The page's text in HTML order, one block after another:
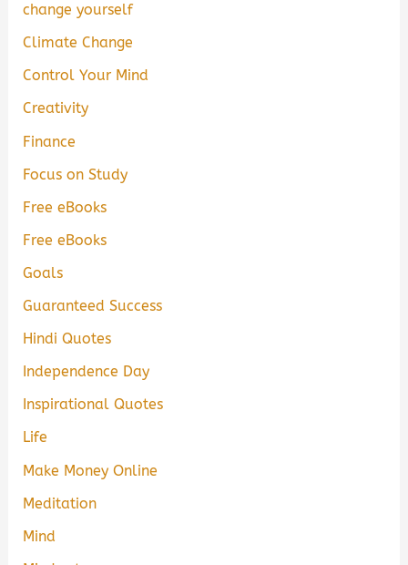
change yourself
Climate Change
Control Your Mind
Creativity
Finance
Focus on Study
Free eBooks
Free eBooks
Goals
Guaranteed Success
Hindi Quotes
Independence Day
Inspirational Quotes
Life
Make Money Online
Meditation
Mind